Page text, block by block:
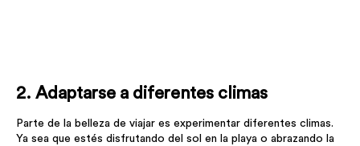
2. Adaptarse a diferentes climas
Parte de la belleza de viajar es experimentar diferentes climas.
Ya sea que estés disfrutando del sol en la playa o abrazando la